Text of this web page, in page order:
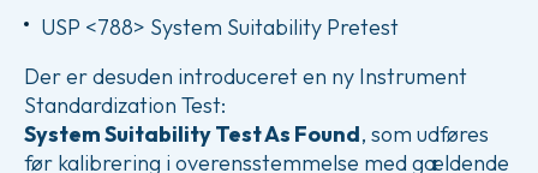
USP <788> System Suitability Pretest
Der er desuden introduceret en ny Instrument
Standardization Test:
System Suitability Test As Found, som udføres
før kalibrering i overensstemmelse med gældende